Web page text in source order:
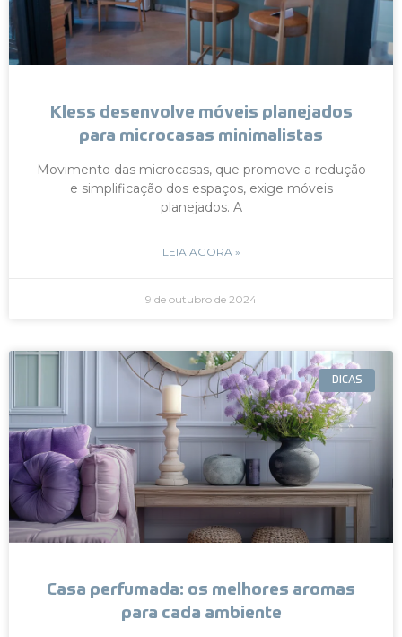
Kless desenvolve móveis planejados
para microcasas minimalistas
Movimento das microcasas, que promove a redução
e simplificação dos espaços, exige móveis
planejados. A
LEIA AGORA »
9 de outubro de 2024
DICAS
Casa perfumada: os melhores aromas
para cada ambiente